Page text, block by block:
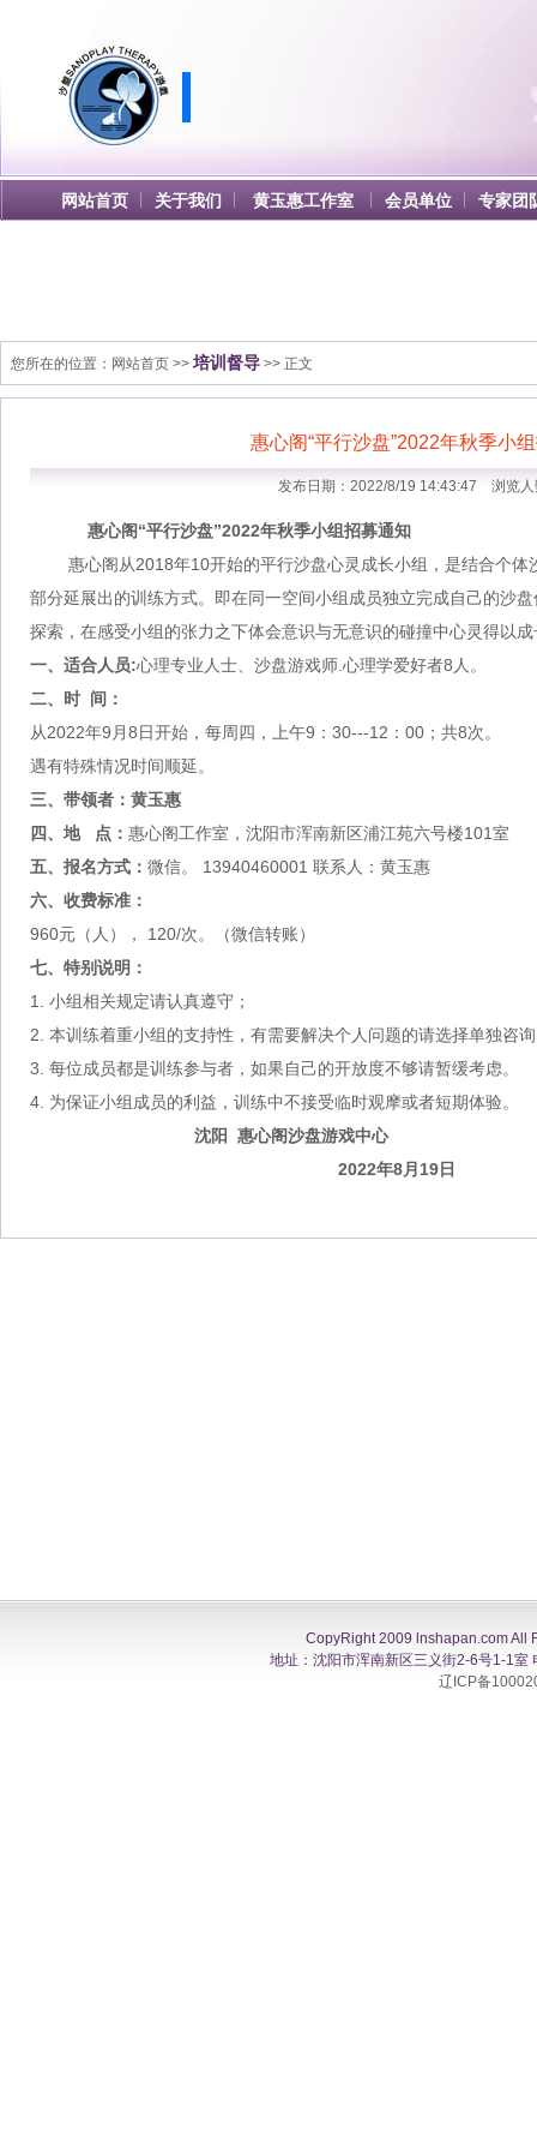
网站首页 关于我们 黄玉惠工作室 会员单位 专家团
您所在的位置： 网站首页 >> 培训督导 >> 正文
惠心阁“平行沙盘”2022年秋季小
发布日期：2022/8/19 14:43:47 浏览人
惠心阁“平行沙盘”2022年秋季小组招募通知
惠心阁从2018年10开始的平行沙盘心灵成长小组，是结合个
部分延展出的训练方式。即在同一空间小组成员独立完成自己的沙
探索，在感受小组的张力之下体会意识与无意识的碰撞中心灵得以
一、适合人员:心理专业人士、沙盘游戏师 .心理学爱好者8人。
二、时 间：
从2022年9 月8日开始，每周四，上午9：30---12：00；共8次。
遇有特殊情况时间顺延。
三、带领者：黄玉惠
四、地点： 惠心阁工作室，沈阳市浑南新区浦江苑六号楼101室
五、报名方式： 微信。
13940460001 联系人：黄玉惠
六、收费标准：
960元（人）， 120/次。（微信转账）
七、特别说明：
1. 小组相关规定请认真遵守；
2. 本训练着重小组的支持性，有需要解决个人问题的请选择单独咨
3. 每位成员都是训练参与者，如果自己的开放度不够请暂缓考虑。
4. 为保证小组成员的利益，训练中不接受临时观摩或者短期体验。
沈阳
惠心阁沙盘游戏中心
2022年8月 19日
CopyRight 2009 lnshapan.com All
地址：沈阳市浑南新区三义街2-6号1-1
辽ICP备